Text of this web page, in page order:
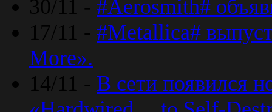
30/11 - #Aerosmith#
17/11 - #Metallica#
More».
14/11 - В сети появился